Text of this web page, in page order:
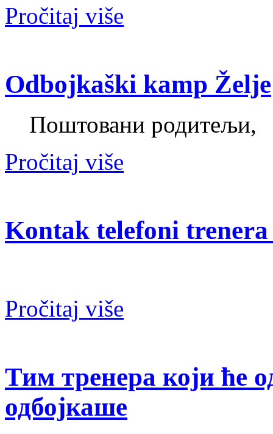
Pročitaj više
Odbojkaški kamp Želje
Поштовани родитељи,
Pročitaj više
Kontak telefoni
Pročitaj više
Тим тренера који ће
одбојкаше